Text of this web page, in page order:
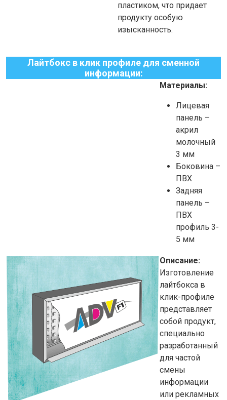
пластиком, что придает
продукту особую
изысканность.
Лайтбокс в клик профиле для сменной
информации:
Материалы:
Лицевая
панель –
акрил
молочный
3 мм
Боковина –
ПВХ
Задняя
панель –
ПВХ
профиль 3-
5 мм
Описание:
Изготовление
лайтбокса в
клик-профиле
представляет
собой продукт,
специально
разработанный
для частой
смены
информации
или рекламных